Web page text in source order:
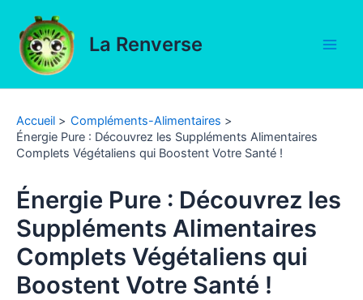
contenu
La Renverse
Accueil
Compléments-Alimentaires
Énergie Pure : Découvrez les Suppléments Alimentaires
Complets Végétaliens qui Boostent Votre Santé !
Énergie Pure : Découvrez les
Suppléments Alimentaires
Complets Végétaliens qui
Boostent Votre Santé !